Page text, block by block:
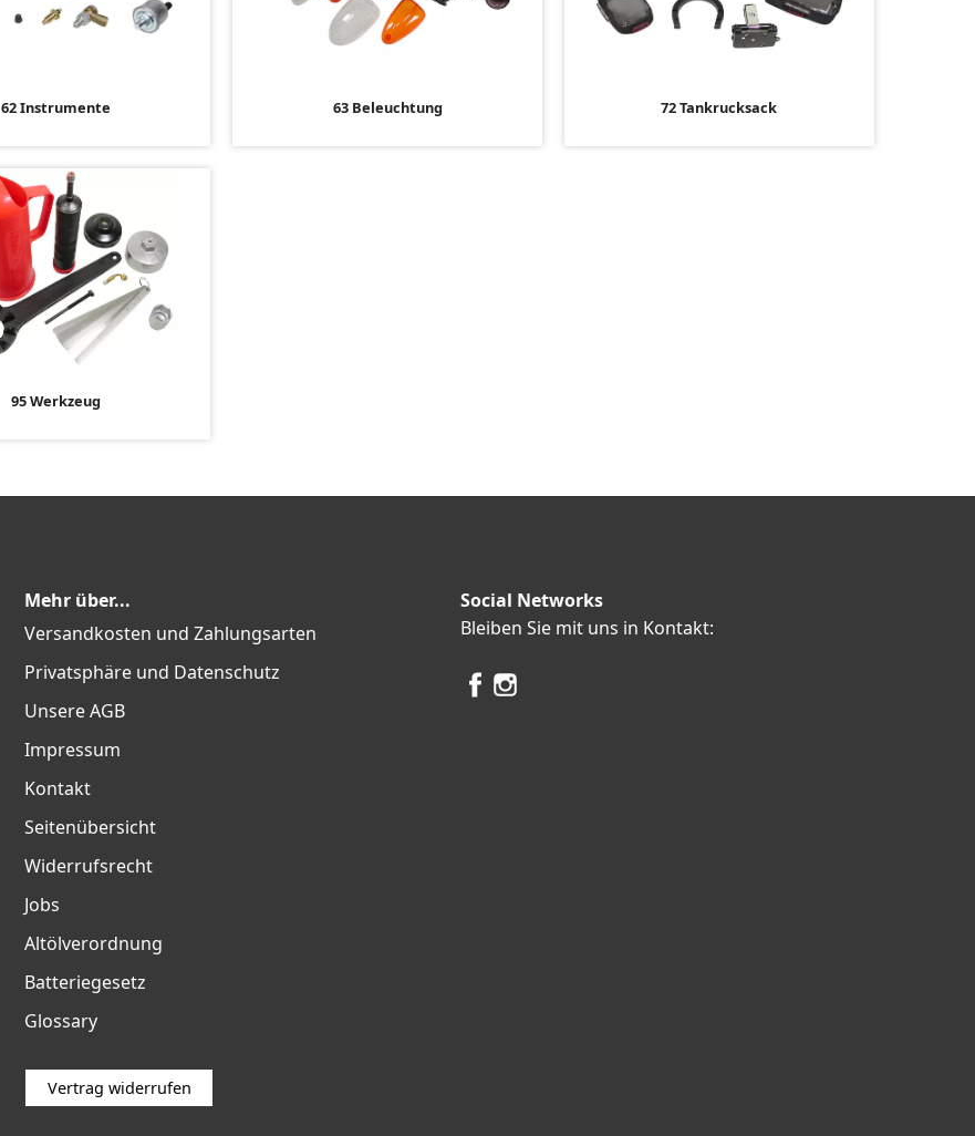
62 Instrumente 63 Beleuchtung 72 Tankrucksack
95 Werkzeug
Mehr über...
Versandkosten und Zahlungsarten
Privatsphäre und Datenschutz
Unsere AGB
Impressum
Kontakt
Seitenübersicht
Widerrufsrecht
Jobs
Altölverordnung
Batteriegesetz
Glossary
Vertrag widerrufen
Social Networks
Bleiben Sie mit uns in Kontakt: